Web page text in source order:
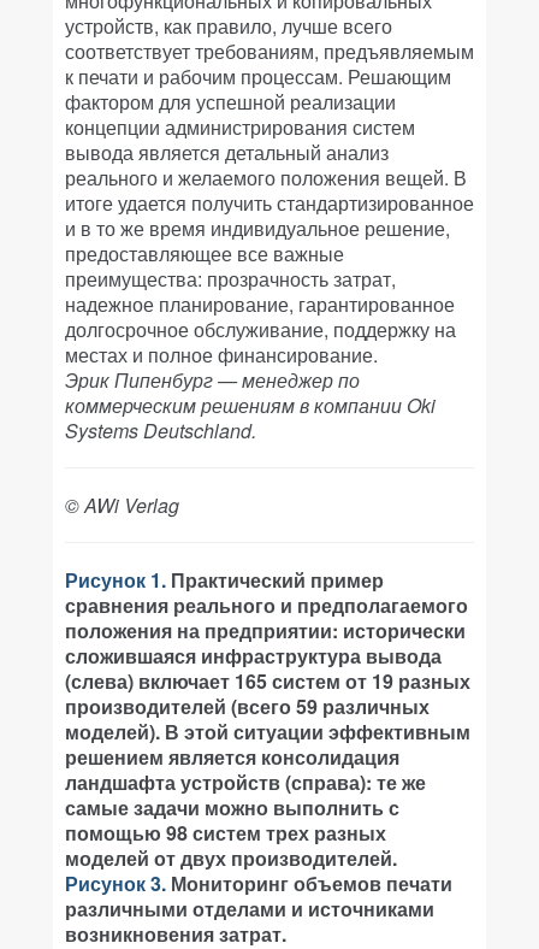
устройств, как правило, лучше всего
соответствует требованиям, предъявляемым
к печати и рабочим процессам. Решающим
фактором для успешной реализации
концепции администрирования систем
вывода является детальный анализ
реального и желаемого положения вещей. В
итоге удается получить стандартизированное
и в то же время индивидуальное решение,
предоставляющее все важные
преимущества: прозрачность затрат,
надежное планирование, гарантированное
долгосрочное обслуживание, поддержку на
местах и полное финансирование.
Эрик Пипенбург — менеджер по
коммерческим решениям в компании Oki
Systems Deutschland.
© AWi Verlag
Рисунок 1. Практический пример
сравнения реального и предполагаемого
положения на предприятии: исторически
сложившаяся инфраструктура вывода
(слева) включает 165 систем от 19 разных
производителей (всего 59 различных
моделей). В этой ситуации эффективным
решением является консолидация
ландшафта устройств (справа): те же
самые задачи можно выполнить с
помощью 98 систем трех разных
моделей от двух производителей.
Рисунок 3. Мониторинг объемов печати
различными отделами и источниками
возникновения затрат.